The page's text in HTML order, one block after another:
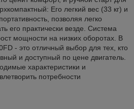
Eго легкий вес (33 кг) и
позволяя легко
его практически везде. Система
мощности на низких оборотах. В
- это отличный выбор для тех, кто
и доступный по цене двигатель.
характеристики и
потребности